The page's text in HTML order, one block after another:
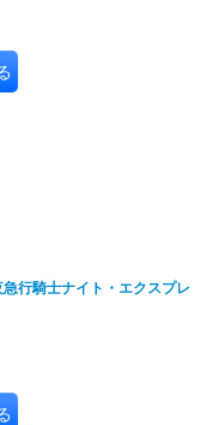
行騎士ナイト・エクスプレ